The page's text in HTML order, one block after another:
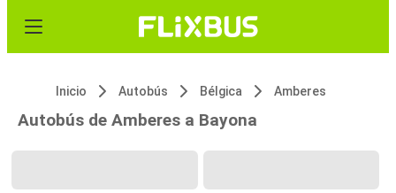
Inicio Autobús Bélgica Amberes
Autobús de Amberes a Bayona